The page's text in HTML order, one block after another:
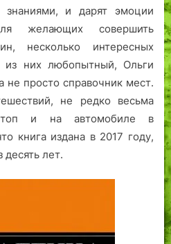
знаниями, и дарят эмоции
желающих совершить
несколько интересных
из них любопытный, Ольги
не просто справочник мест.
не редко весьма
и на автомобиле в
книга издана в 2017 году,
десять лет.